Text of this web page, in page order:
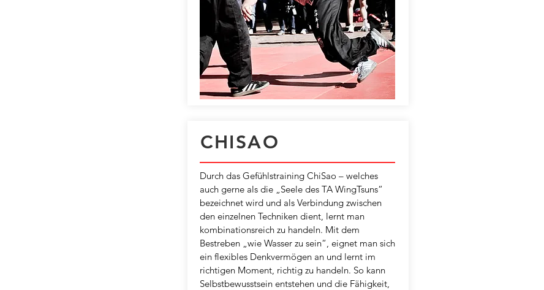
CHISAO
Durch das Gefühlstraining ChiSao – welches
auch gerne als die „Seele des TA WingTsuns“
bezeichnet wird und als Verbindung zwischen
den einzelnen Techniken dient, lernt man
kombinationsreich zu handeln. Mit dem
Bestreben „wie Wasser zu sein“, eignet man sich
ein flexibles Denkvermögen an und lernt im
richtigen Moment, richtig zu handeln. So kann
Selbstbewusstsein entstehen und die Fähigkeit,